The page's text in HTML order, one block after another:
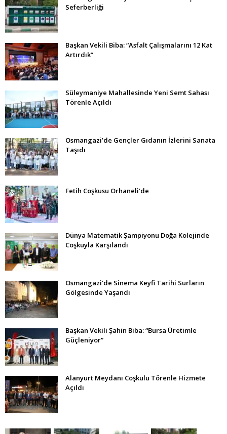
Seferberliği
Başkan Vekili Biba: “Asfalt Çalışmalarını 12 Kat
Artırdık”
Süleymaniye Mahallesinde Yeni Semt Sahası
Törenle Açıldı
Osmangazi’de Gençler Gıdanın İzlerini Sanata
Taşıdı
Fetih Coşkusu Orhaneli’de
Dünya Matematik Şampiyonu Doğa Kolejinde
Coşkuyla Karşılandı
Osmangazi’de Sinema Keyfi Tarihi Surların
Gölgesinde Yaşandı
Başkan Vekili Şahin Biba: “Bursa Üretimle
Güçleniyor”
Alanyurt Meydanı Coşkulu Törenle Hizmete
Açıldı